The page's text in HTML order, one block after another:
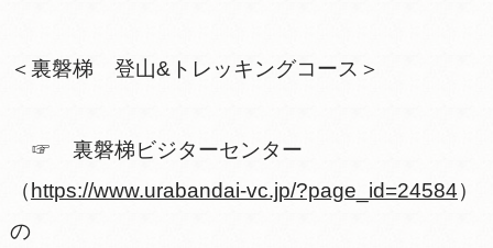
＜裏磐梯 登山&トレッキングコース＞
☞ 裏磐梯ビジターセンター
（https://www.urabandai-vc.jp/?page_id=24584）
の